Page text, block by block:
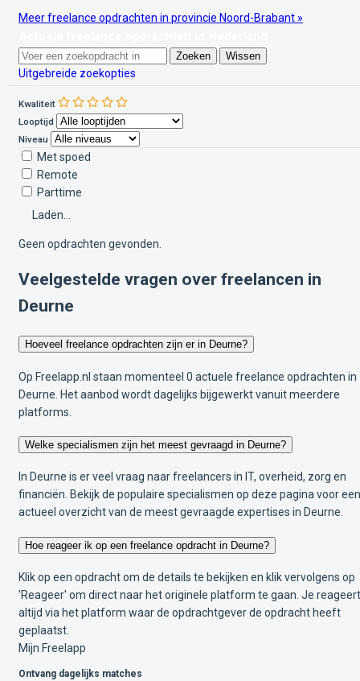
Meer freelance opdrachten in provincie Noord-Brabant »
Zoeken Wissen
Uitgebreide zoekopties
Kwaliteit
Looptijd
Niveau
Met spoed
Remote
Parttime
Laden...
Geen opdrachten gevonden.
Veelgestelde vragen over freelancen in
Deurne
Hoeveel freelance opdrachten zijn er in Deurne?
Op Freelapp.nl staan momenteel 0 actuele freelance opdrachten in
Deurne. Het aanbod wordt dagelijks bijgewerkt vanuit meerdere
platforms.
Welke specialismen zijn het meest gevraagd in Deurne?
In Deurne is er veel vraag naar freelancers in IT, overheid, zorg en
financiën. Bekijk de populaire specialismen op deze pagina voor een
actueel overzicht van de meest gevraagde expertises in Deurne.
Hoe reageer ik op een freelance opdracht in Deurne?
Klik op een opdracht om de details te bekijken en klik vervolgens op
'Reageer' om direct naar het originele platform te gaan. Je reageert
altijd via het platform waar de opdrachtgever de opdracht heeft
geplaatst.
Mijn Freelapp
Ontvang dagelijks matches